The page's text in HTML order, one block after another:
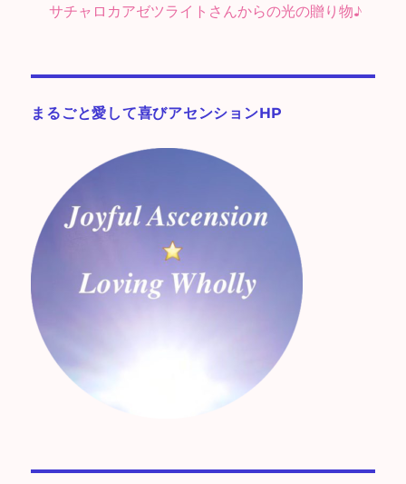
サチャロカアゼツライトさんからの光の贈り物♪
まるごと愛して喜びアセンションHP